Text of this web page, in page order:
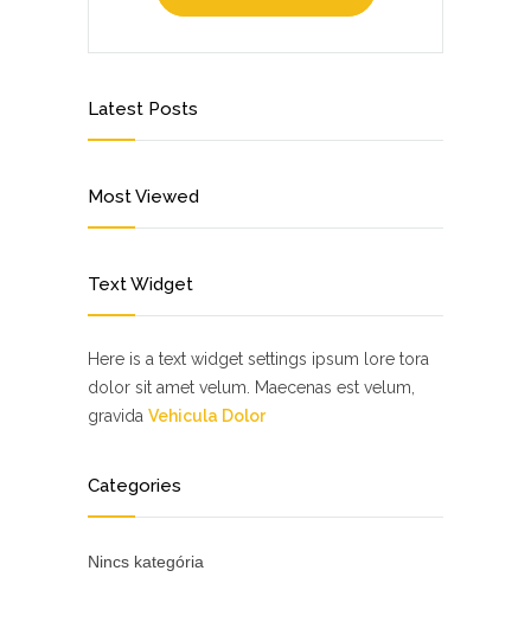
Latest Posts
Most Viewed
Text Widget
Here is a text widget settings ipsum lore tora
dolor sit amet velum. Maecenas est velum,
gravida Vehicula Dolor
Categories
Nincs kategória